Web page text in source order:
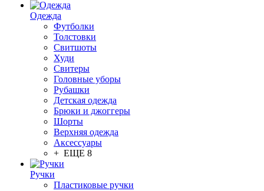
Одежда
Футболки
Толстовки
Свитшоты
Худи
Свитеры
Головные уборы
Рубашки
Детская одежда
Брюки и джоггеры
Шорты
Верхняя одежда
Аксессуары
+ ЕЩЕ 8
Ручки
Пластиковые ручки